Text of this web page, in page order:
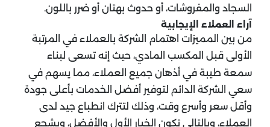
السجاد والمفروشات، أو حدوث بهتان أو ضرر باللون.
آراء العملاء الإيجابية
من بين المميزات اهتمام الشركة بالعملاء في المرتبة
الأولى قبل المكسب المادي، حيث إنه تسعى لبناء
سمعة طيبة في أذهان جميع العملاء، مما يسهم في
سعي الشركة الدائم لتوفير أفضل الخدمات بأعلى جودة
وأقل سعر وأسرع وقت، وذلك لتترك انطباع جيد لدى
العملاء، وبالتالي تكون الخيار الأول والأفضل، ويشجع